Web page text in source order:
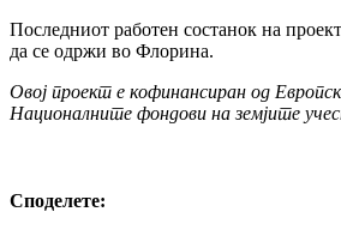
Последниот работен состанок на
да се одржи во Флорина.
Овој проект е кофинансиран од
Националните фондови на земјите
Споделeте: